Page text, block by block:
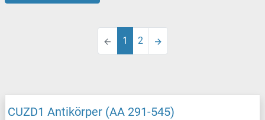
1 2
CUZD1 Antikörper (AA 291-545)